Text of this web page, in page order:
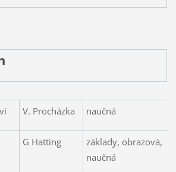
V. Procházka naučná
G Hatting
základy, obrazová,
naučná